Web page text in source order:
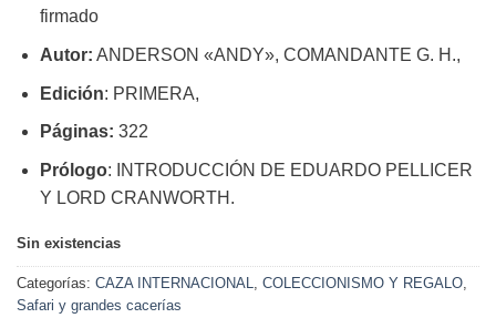
firmado
Autor: ANDERSON «ANDY», COMANDANTE G. H.,
Edición: PRIMERA,
Páginas: 322
Prólogo: INTRODUCCIÓN DE EDUARDO PELLICER
Y LORD CRANWORTH.
Sin existencias
Categorías: CAZA INTERNACIONAL, COLECCIONISMO Y REGALO,
Safari y grandes cacerías